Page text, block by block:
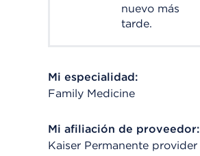
nuevo más
tarde.
Mi especialidad:
Family Medicine
Mi afiliación de proveedor:
Kaiser Permanente provider